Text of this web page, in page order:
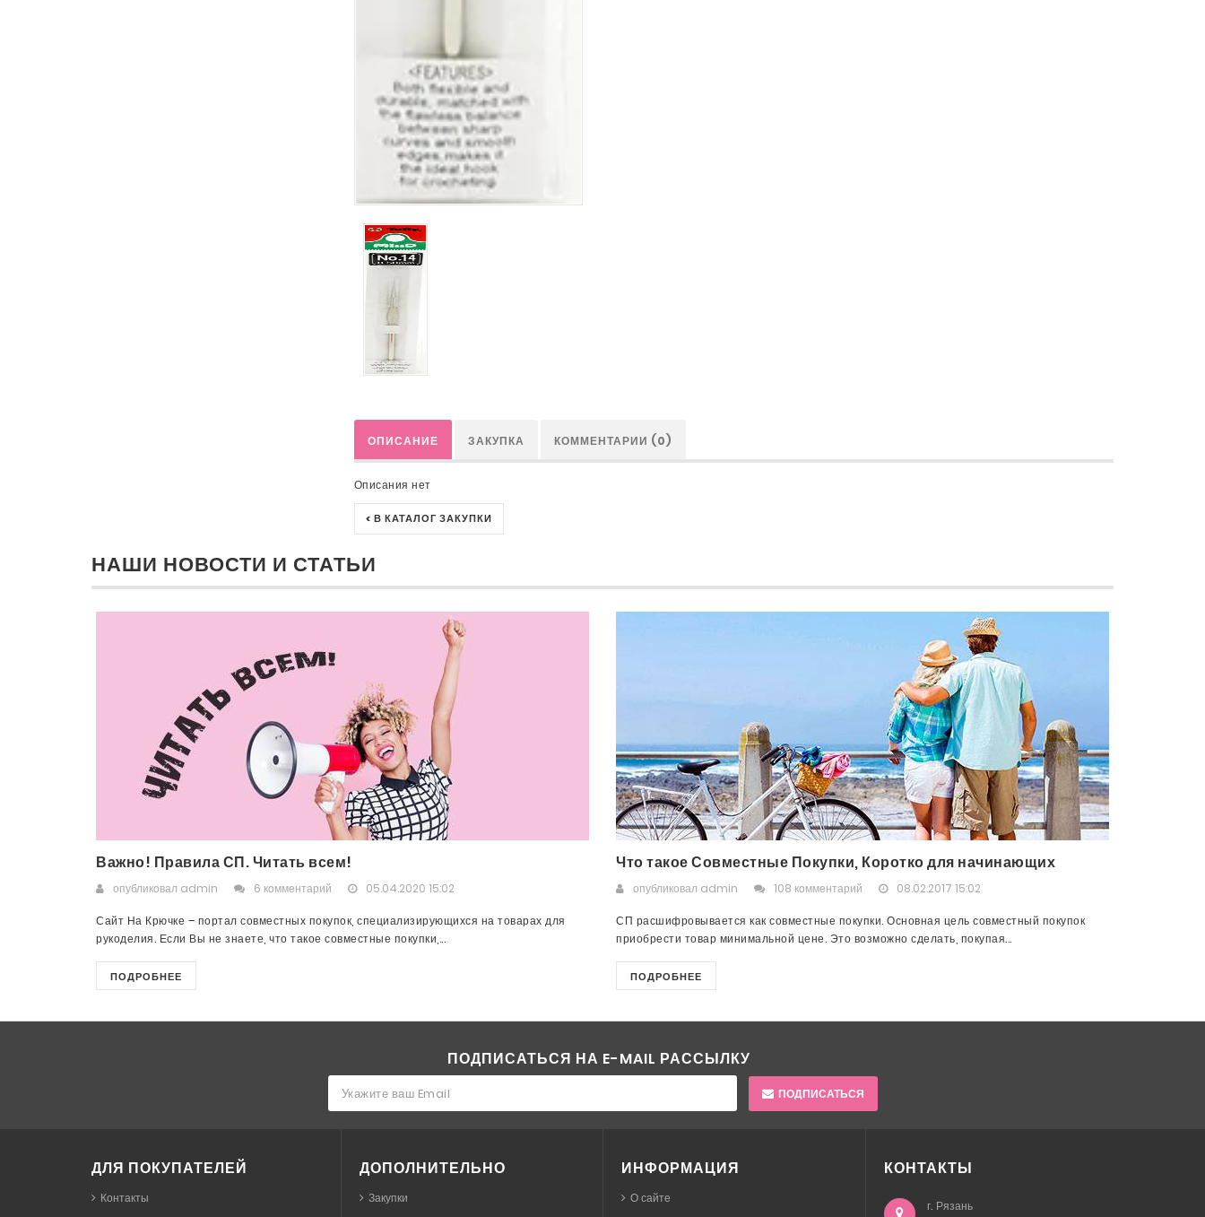
ОПИСАНИЕ ЗАКУПКА КОММЕНТАРИИ (0)
Описания нет
< В КАТАЛОГ ЗАКУПКИ
НАШИ НОВОСТИ И СТАТЬИ
Важно! Правила СП. Читать всем!
опубликовал admin 6 комментарий 05.04.2020 15:02
Сайт На Крючке – портал совместных покупок, специализирующихся на товарах для
рукоделия. Если Вы не знаете, что такое совместные покупки,...
ПОДРОБНЕЕ
Что такое Совместные Покупки, Коротко для начинающих
опубликовал admin 108 комментарий 08.02.2017 15:02
СП расшифровывается как совместные покупки. Основная цель совместный покупок
приобрести товар минимальной цене. Это возможно сделать, покупая...
ПОДРОБНЕЕ
ПОДПИСАТЬСЯ НА E-MAIL РАССЫЛКУ
ПОДПИСАТЬСЯ
ДЛЯ ПОКУПАТЕЛЕЙ
Контакты
ДОПОЛНИТЕЛЬНО
Закупки
ИНФОРМАЦИЯ
О сайте
КОНТАКТЫ
г. Рязань